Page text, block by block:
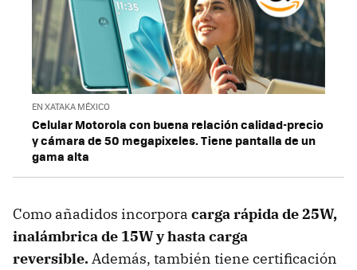
EN XATAKA MÉXICO
Celular Motorola con buena relación calidad-precio
y cámara de 50 megapixeles. Tiene pantalla de un
gama alta
Como añadidos incorpora carga rápida de 25W,
inalámbrica de 15W y hasta carga
reversible.Además, también tiene certificación